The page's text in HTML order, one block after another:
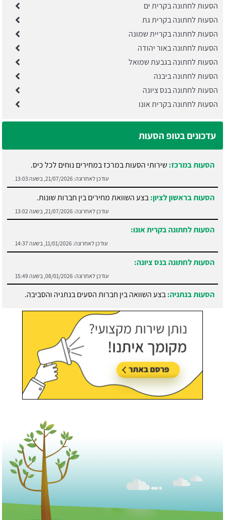
הסעות לחתונה בקרית ים
הסעות לחתונה בקרית גת
הסעות לחתונה בקריית שמונה
הסעות לחתונה באור יהודה
הסעות לחתונה בגבעת שמואל
הסעות לחתונה ביבנה
הסעות לחתונה בנס ציונה
הסעות לחתונה בקרית אונו
עדכונים בטופ הסעות
הסעות במרכז:שירותי הסעות במרכז במחירים נוחים לכל כיס.
עודכן לאחרונה:21/07/2026, בשעה 13:03
הסעות בראשון לציון:בצע השוואת מחירים בין חברות שונות.
עודכן לאחרונה: 21/07/2026, בשעה 13:02
הסעות לחתונה בקרית אונו:
עודכן לאחרונה:11/01/2026, בשעה 14:37
הסעות לחתונה בנס ציונה:
עודכן לאחרונה: 08/01/2026, בשעה 15:49
הסעות בנתניה:בצע השוואה בין חברות הסעים בנתניה והסביבה.
עודכן לאחרונה: 21/07/2026, בשעה 13:05